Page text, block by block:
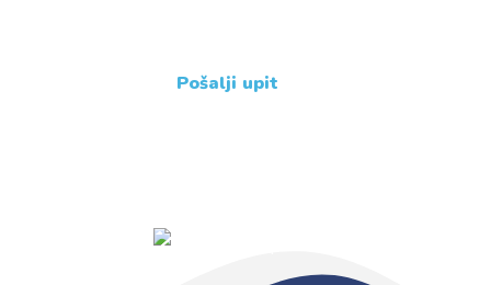
Pošalji upit